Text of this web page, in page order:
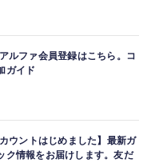
ルファ会員登録はこちら。コ
ガイド
ウントはじめました】最新ガ
ク情報をお届けします。友だ